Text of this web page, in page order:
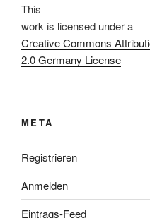
This
work is licensed under a
Creative Commons
2.0 Germany License
META
Registrieren
Anmelden
Eintrags-Feed